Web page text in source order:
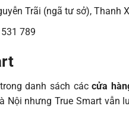
Trãi (ngã tư sở), Thanh
789
danh sách cáccửa
Nội nhưng True Smart